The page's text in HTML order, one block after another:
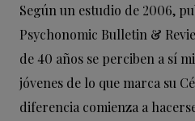
Según un estudio de 2006,
Psychonomic Bulletin &
de 40 años se perciben a sí
jóvenes de lo que marca su
diferencia comienza a